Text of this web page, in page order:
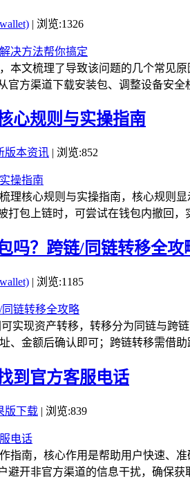
| 浏览:1326
本文梳理了导致该问题的几个常见
官方渠道下载安装包、调整设备安全
心规则与实操指南
版本资讯 | 浏览:852
理核心规则与实操指南，核心规则
打包上链时，可尝试在钱包内撤回，
吗？跨链/同链转移全攻
| 浏览:1185
实现资产转移，转移分为同链与
、金额后确认即可；跨链转移需借
到官方客服电话
版下载 | 浏览:839
指南，核心作用是帮助用户快速、
避开非官方渠道的信息干扰，确保获